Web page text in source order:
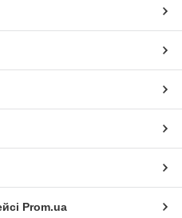
Prom.ua